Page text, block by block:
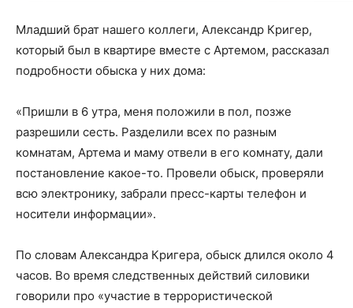
Младший брат нашего коллеги, Александр Кригер,
который был в квартире вместе с Артемом, рассказал
подробности обыска у них дома:
«Пришли в 6 утра, меня положили в пол, позже
разрешили сесть. Разделили всех по разным
комнатам, Артема и маму отвели в его комнату, дали
постановление какое-то. Провели обыск, проверяли
всю электронику, забрали пресс-карты телефон и
носители информации».
По словам Александра Кригера, обыск длился около 4
часов. Во время следственных действий силовики
говорили про «участие в террористической